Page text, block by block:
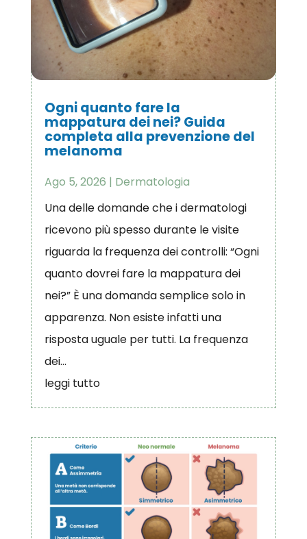
Ogni quanto fare la
mappatura dei nei? Guida
completa alla prevenzione del
melanoma
Ago 5, 2026 | Dermatologia
Una delle domande che i dermatologi
ricevono più spesso durante le visite
riguarda la frequenza dei controlli: “Ogni
quanto dovrei fare la mappatura dei
nei?” È una domanda semplice solo in
apparenza. Non esiste infatti una
risposta uguale per tutti. La frequenza
dei...
leggi tutto